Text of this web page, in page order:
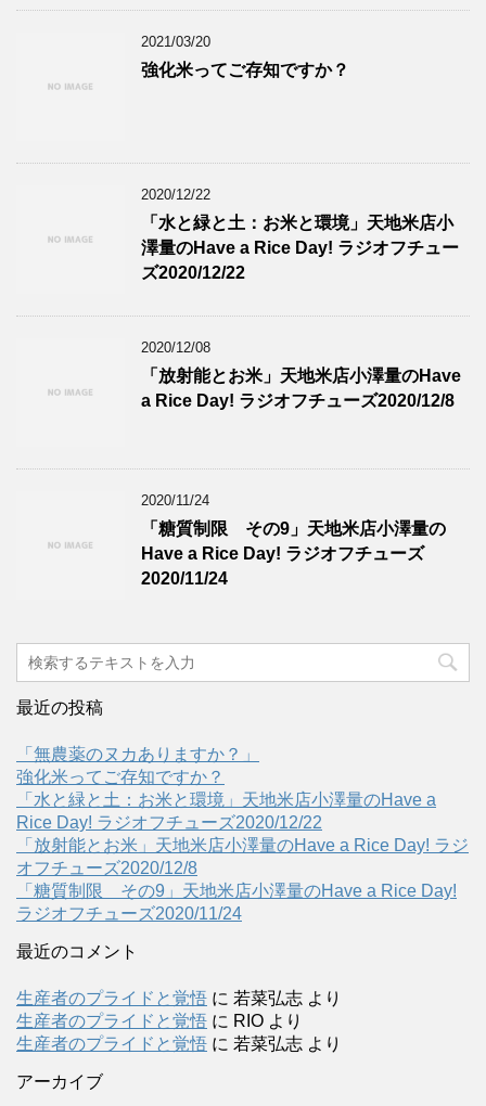
2021/03/20
強化米ってご存知ですか？
2020/12/22
「水と緑と土：お米と環境」天地米店小
澤量のHave a Rice Day! ラジオフチュー
ズ2020/12/22
2020/12/08
「放射能とお米」天地米店小澤量のHave
a Rice Day! ラジオフチューズ2020/12/8
2020/11/24
「糖質制限 その9」天地米店小澤量の
Have a Rice Day! ラジオフチューズ
2020/11/24
最近の投稿
「無農薬のヌカありますか？」
強化米ってご存知ですか？
「水と緑と土：お米と環境」天地米店小澤量のHave a
Rice Day! ラジオフチューズ2020/12/22
「放射能とお米」天地米店小澤量のHave a Rice Day! ラジ
オフチューズ2020/12/8
「糖質制限 その9」天地米店小澤量のHave a Rice Day!
ラジオフチューズ2020/11/24
最近のコメント
生産者のプライドと覚悟 に 若菜弘志 より
生産者のプライドと覚悟 に RIO より
生産者のプライドと覚悟 に 若菜弘志 より
アーカイブ